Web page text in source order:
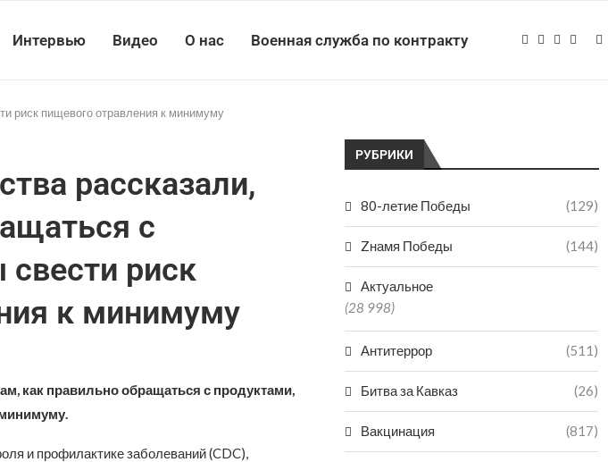
Интервью Видео О нас Военная служба по контракту
риск пищевого отравления к минимуму
рассказали,
с
риск
к минимуму
как правильно обращаться с продуктами,
и профилактике заболеваний (CDC),
РУБРИКИ
80-летие Победы (129)
Zнамя Победы (144)
Актуальное
(28 998)
Антитеррор (511)
Битва за Кавказ (26)
Вакцинация (817)